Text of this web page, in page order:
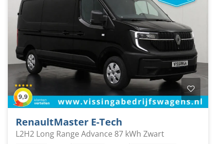
RenaultMaster E-Tech
L2H2 Long Range Advance 87 kWh Zwart